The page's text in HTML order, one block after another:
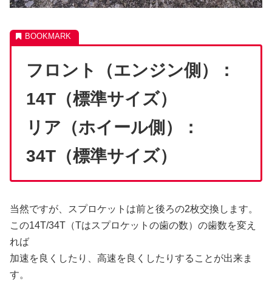
フロント（エンジン側）：
14T（標準サイズ）
リア（ホイール側）：
34T（標準サイズ）
当然ですが、スプロケットは前と後ろの2枚交換します。
この14T/34T（Tはスプロケットの歯の数）の歯数を変え
れば
加速を良くしたり、高速を良くしたりすることが出来ま
す。